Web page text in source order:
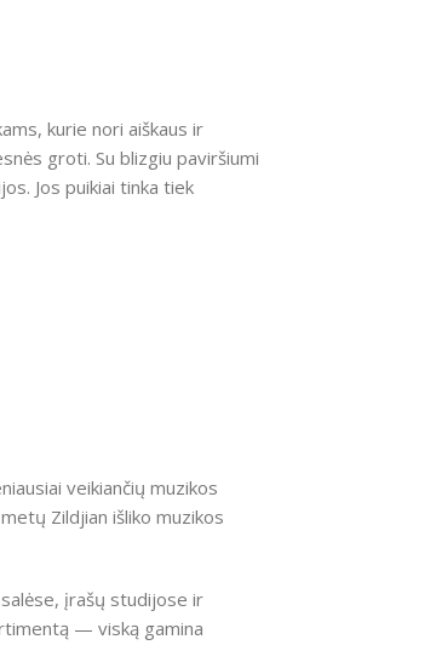
kurie nori aiškaus ir
groti. Su blizgiu paviršiumi
Jos puikiai tinka tiek
veikiančių muzikos
Zildjian išliko muzikos
įrašų studijose ir
— viską gamina